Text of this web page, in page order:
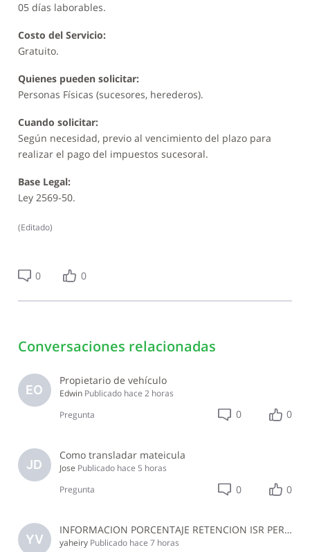
05 días laborables.
Costo del Servicio:
Gratuito.
Quienes pueden solicitar:
Personas Físicas (sucesores, herederos).
Cuando solicitar:
Según necesidad, previo al vencimiento del plazo para
realizar el pago del impuestos sucesoral.
Base Legal:
Ley 2569-50.
(Editado)
0 0
Conversaciones relacionadas
EO
Propietario de vehículo
Edwin Publicado hace 2 horas
Pregunta
0 0
JD
Como transladar mateicula
Jose Publicado hace 5 horas
Pregunta
0 0
YV
INFORMACION PORCENTAJE RETENCION ISR PERSONAS NO PROFESIONALES, EMPRESA JURIDICA NO DEL SECTOR CONSTRUCCION JULIO 2026
yaheiry Publicado hace 7 horas